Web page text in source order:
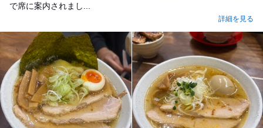
で席に案内されまし...
詳細を見る